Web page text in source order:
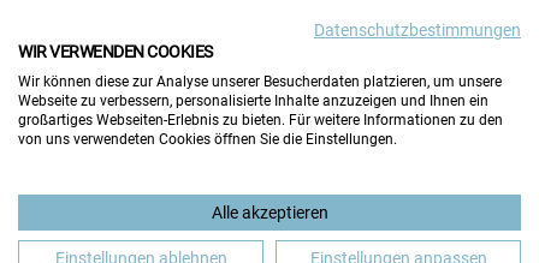
BERUFLICHE ORIENTIERUNG BEWERBUNG
Datenschutzbestimmungen
WIR VERWENDEN COOKIES
Wir können diese zur Analyse unserer Besucherdaten platzieren, um unsere
Webseite zu verbessern, personalisierte Inhalte anzuzeigen und Ihnen ein
großartiges Webseiten-Erlebnis zu bieten. Für weitere Informationen zu den
von uns verwendeten Cookies öffnen Sie die Einstellungen.
Alle akzeptieren
Einstellungen ablehnen Einstellungen anpassen